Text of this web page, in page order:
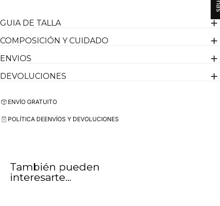
GUIA DE TALLA
COMPOSICIÓN Y CUIDADO
ENVIOS
DEVOLUCIONES
ENVÍO GRATUITO
POLÍTICA DEENVÍOS Y DEVOLUCIONES
También pueden
interesarte...